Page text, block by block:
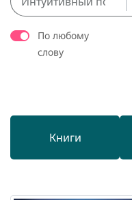
По любому
слову
Книги